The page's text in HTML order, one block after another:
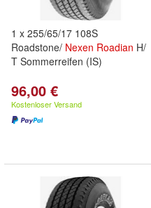
1 x 255/65/17 108S
Roadstone/ Nexen Roadian H/
T Sommerreifen (IS)
96,00 €
Kostenloser Versand